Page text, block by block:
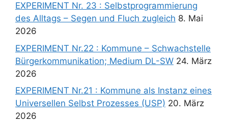
EXPERIMENT Nr. 23 : Selbstprogrammierung
des Alltags – Segen und Fluch zugleich 8. Mai
2026
EXPERIMENT Nr.22 : Kommune – Schwachstelle
Bürgerkommunikation; Medium DL-SW 24. März
2026
EXPERIMENT Nr.21 : Kommune als Instanz eines
Universellen Selbst Prozesses (USP) 20. März
2026